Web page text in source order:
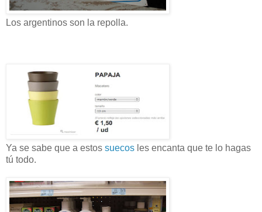
Los argentinos son la repolla.
Ya se sabe que a estos suecos les encanta que te lo hagas
tú todo.